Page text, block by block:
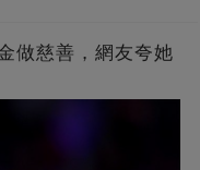
做慈善，網友夸她